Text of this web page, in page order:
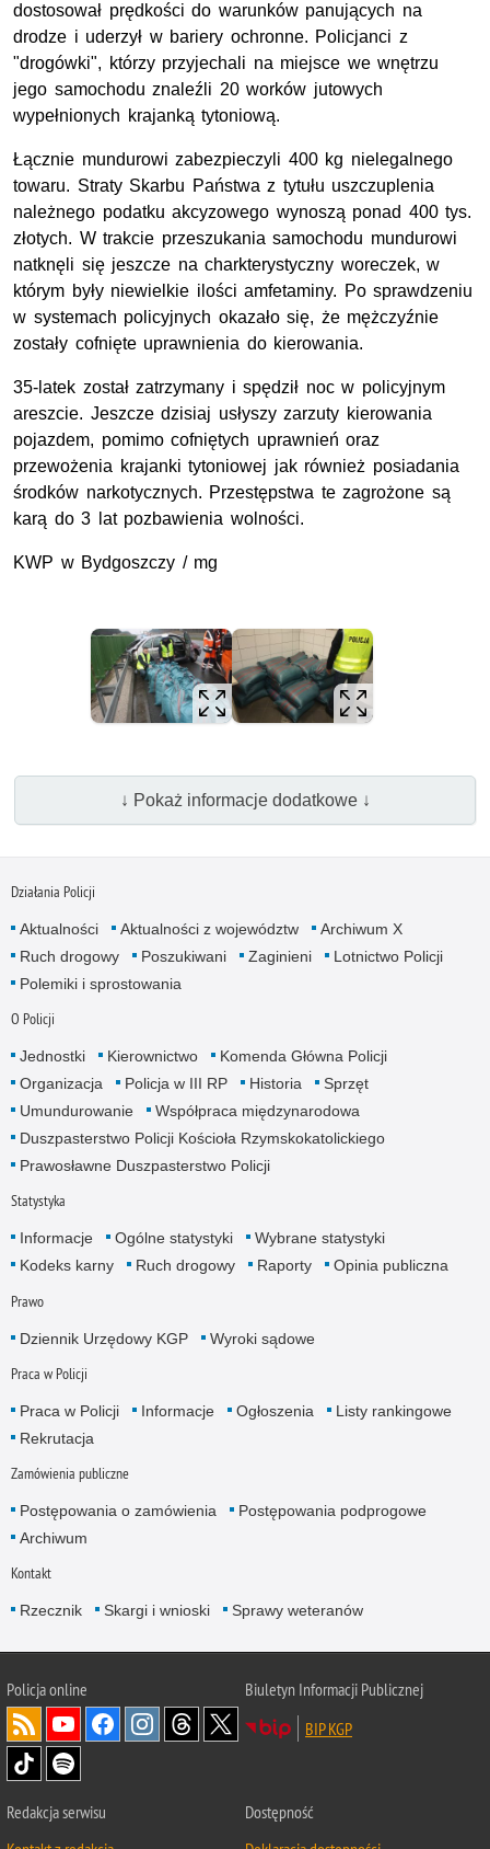
dostosował prędkości do warunków panujących na
drodze i uderzył w bariery ochronne. Policjanci z
"drogówki", którzy przyjechali na miejsce we wnętrzu
jego samochodu znaleźli 20 worków jutowych
wypełnionych krajanką tytoniową.
Łącznie mundurowi zabezpieczyli 400 kg nielegalnego
towaru. Straty Skarbu Państwa z tytułu uszczuplenia
należnego podatku akcyzowego wynoszą ponad 400 tys.
złotych. W trakcie przeszukania samochodu mundurowi
natknęli się jeszcze na charkterystyczny woreczek, w
którym były niewielkie ilości amfetaminy. Po sprawdzeniu
w systemach policyjnych okazało się, że mężczyźnie
zostały cofnięte uprawnienia do kierowania.
35-latek został zatrzymany i spędził noc w policyjnym
areszcie. Jeszcze dzisiaj usłyszy zarzuty kierowania
pojazdem, pomimo cofniętych uprawnień oraz
przewożenia krajanki tytoniowej jak również posiadania
środków narkotycznych. Przestępstwa te zagrożone są
karą do 3 lat pozbawienia wolności.
KWP w Bydgoszczy / mg
↓ Pokaż informacje dodatkowe ↓
Działania Policji
Aktualności Aktualności z województw
Archiwum X
Ruch drogowy
Poszukiwani Zaginieni
Lotnictwo Policji
Polemiki i sprostowania
O Policji
Jednostki Kierownictwo
Komenda Główna Policji
Organizacja
Policja w III RP Historia
Sprzęt
Umundurowanie
Współpraca międzynarodowa
Duszpasterstwo Policji Kościoła Rzymskokatolickiego
Prawosławne Duszpasterstwo Policji
Statystyka
Informacje Ogólne statystyki
Wybrane statystyki
Kodeks karny
Ruch drogowy Raporty Opinia publiczna
Prawo
Dziennik Urzędowy KGP Wyroki sądowe
Praca w Policji
Praca w Policji Informacje Ogłoszenia
Listy rankingowe
Rekrutacja
Zamówienia publiczne
Postępowania o zamówienia
Postępowania podprogowe
Archiwum
Kontakt
Rzecznik Skargi i wnioski Sprawy weteranów
Policjaonline
Biuletyn Informacji Publicznej
BIP KGP
Redakcja serwisu
Dostępność